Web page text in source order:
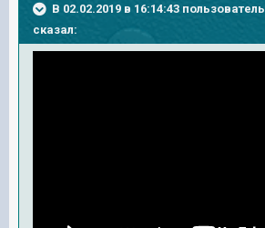
В 02.02.2019 в 16:14:43 пользователь
сказал: